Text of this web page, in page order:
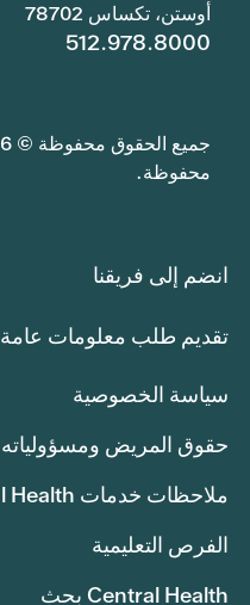
أوستن، تكساس 78702
512.978.8000
محفوظة.
انضم إلى فريقنا
تقديم طلب معلومات عامة
سياسة الخصوصية
حقوق المريض ومسؤولياته
ملاحظات خدمات Central Health
الفرص التعليمية
Central Health بحث